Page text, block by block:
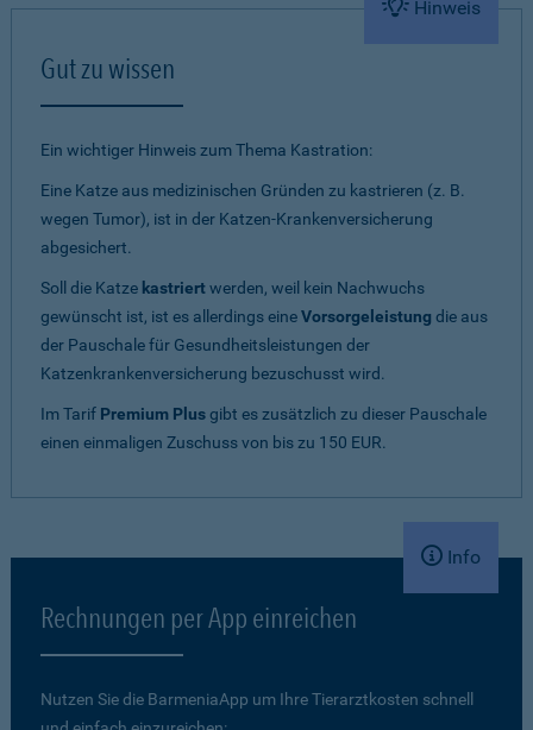
Hinweis
Gut zu wissen
Ein wichtiger Hinweis zum Thema Kastration:
Eine Katze aus medizinischen Gründen zu kastrieren (z. B.
wegen Tumor), ist in der Katzen-Krankenversicherung
abgesichert.
Soll die Katze kastriertwerden, weil kein Nachwuchs
gewünscht ist, ist es allerdings eineVorsorgeleistung die aus
der Pauschale für Gesundheitsleistungen der
Katzenkrankenversicherung bezuschusst wird.
Im Tarif Premium Plusgibt es zusätzlich zu dieser Pauschale
einen einmaligen Zuschuss von bis zu 150 EUR.
Info
Rechnungen per App einreichen
Nutzen Sie die BarmeniaApp um Ihre Tierarztkosten schnell